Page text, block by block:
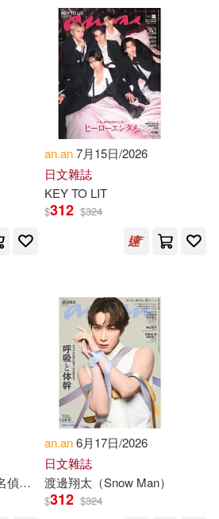
Jerome(4)
’Anan-Yeshua(4)
Nobuko(3)
Revd Gabriel(3)
J.(3)
）(3)
Ingram(97)
朧月(5)
Microbiology(1)
Academic(1)
Pr(1)
an.an7月15日/2026
日文雜誌
KEY TO LIT
$312 $324
萩原千速＆世良真純（名偵探柯南）
an.an6月17日/2026
日文雜誌
渡邊翔太（Snow Man）
$312 $324